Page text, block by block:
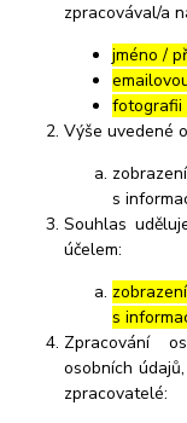
zpracovával/a
jméno /
fotografii
Výše uvedené
s
Souhlas
účelem:
s
Zpracování
osobních
zpracovatelé: